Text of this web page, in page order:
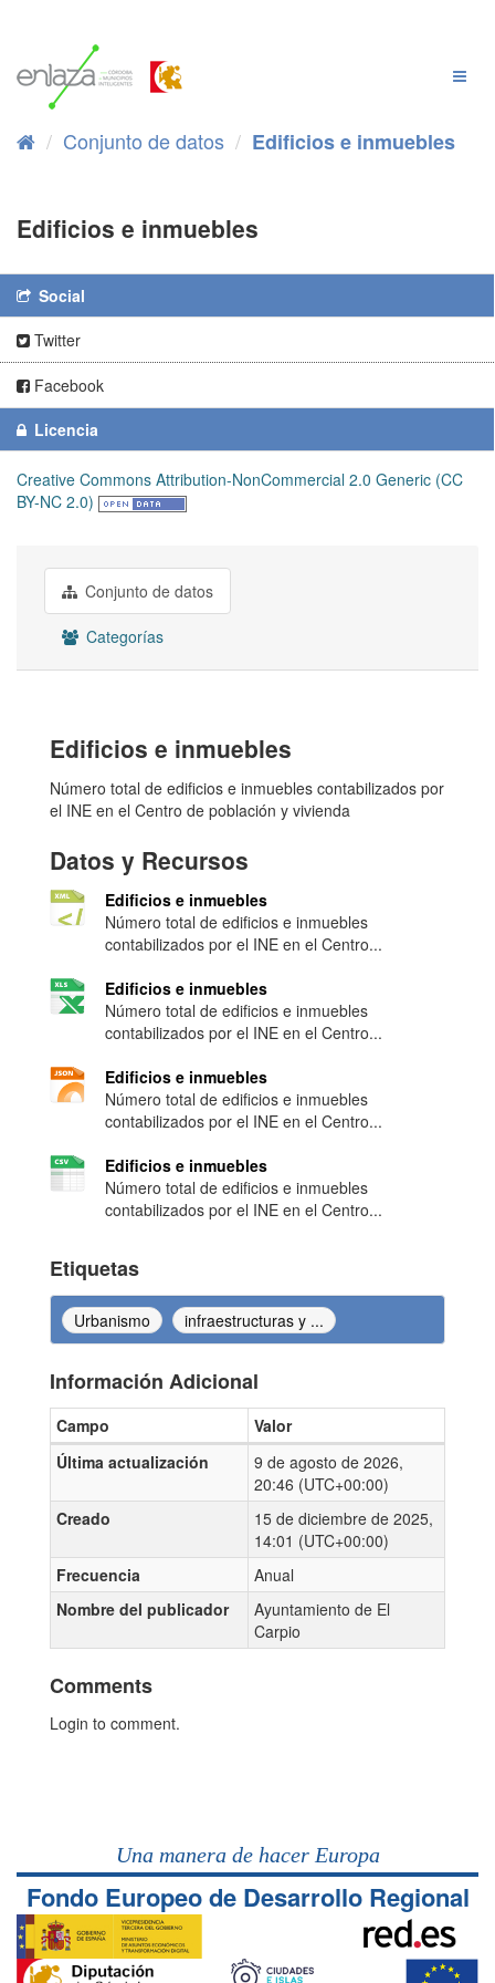
Conjunto de datos Edificios e inmuebles
Edificios e inmuebles
Social
Twitter
Facebook
Licencia
Creative Commons Attribution-NonCommercial 2.0 Generic (CC
BY-NC 2.0)
Conjunto de datos
Categorías
Edificios e inmuebles
Número total de edificios e inmuebles contabilizados por
el INE en el Centro de población y vivienda
Datos y Recursos
Edificios e inmuebles
Número total de edificios e inmuebles
contabilizados por el INE en el Centro...
Edificios e inmuebles
Número total de edificios e inmuebles
contabilizados por el INE en el Centro...
Edificios e inmuebles
Número total de edificios e inmuebles
contabilizados por el INE en el Centro...
Edificios e inmuebles
Número total de edificios e inmuebles
contabilizados por el INE en el Centro...
Etiquetas
Urbanismo infraestructuras y ...
Información Adicional
Información Adicional
Campo
Valor
Última actualización
9 de agosto de 2026,
20:46 (UTC+00:00)
Creado
15 de diciembre de 2025,
14:01 (UTC+00:00)
Frecuencia
Anual
Nombre del publicador
Ayuntamiento de El
Carpio
Comments
Login to comment.
Una manera de hacer Europa
Fondo Europeo de Desarrollo Regional